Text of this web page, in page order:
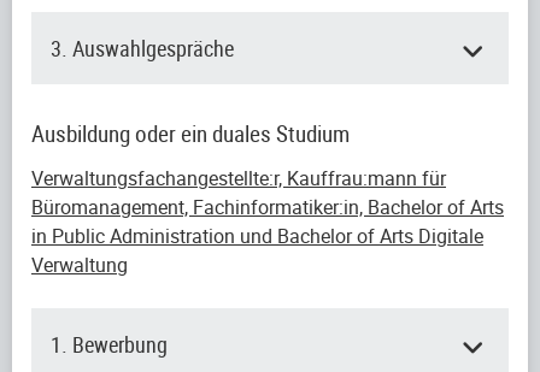
3. Auswahlgespräche
Ausbildung oder ein duales Studium
Verwaltungsfachangestellte:r, Kauffrau:mann für
Büromanagement, Fachinformatiker:in, Bachelor of Arts
in Public Administration und Bachelor of Arts Digitale
Verwaltung
1. Bewerbung